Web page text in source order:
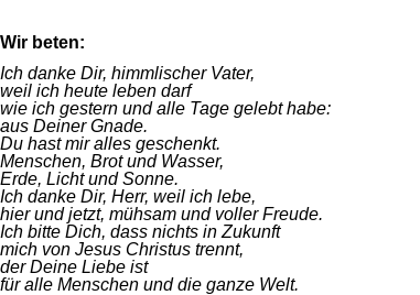
Wir beten:
Ich danke Dir, himmlischer Vater,
weil ich heute leben darf
wie ich gestern und alle Tage gelebt habe:
aus Deiner Gnade.
Du hast mir alles geschenkt.
Menschen, Brot und Wasser,
Erde, Licht und Sonne.
Ich danke Dir, Herr, weil ich lebe,
hier und jetzt, mühsam und voller Freude.
Ich bitte Dich, dass nichts in Zukunft
mich von Jesus Christus trennt,
der Deine Liebe ist
für alle Menschen und die ganze Welt.